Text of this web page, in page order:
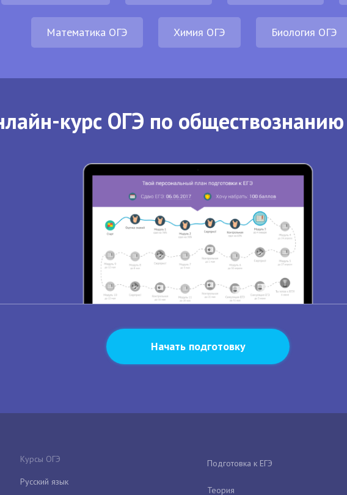
Математика ОГЭ Химия ОГЭ Биология ОГЭ
курс ОГЭ по
Начать подготовку
Курсы ОГЭ
Русский язык
Подготовка к ЕГЭ
Теория